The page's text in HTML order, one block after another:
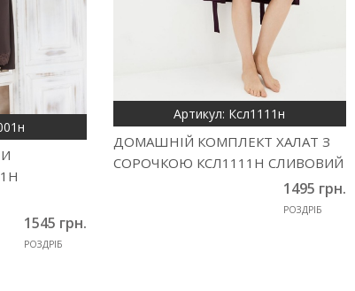
1545 грн.
РОЗДРІБ
Артикул: Ксл1111н
ДОМАШНІЙ КОМПЛЕКТ ХАЛАТ З
СОРОЧКОЮ КСЛ1111Н СЛИВОВИЙ
1495 грн.
РОЗДРІБ